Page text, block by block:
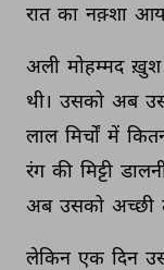
रात का नक़्शा
अली मोहम्मद ख़ुश
थी। उसको अब
लाल मिर्चों में
रंग की मिट्टी
अब उसको अच्छी
लेकिन एक दिन